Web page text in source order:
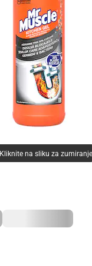
Kliknite na sliku za zumiranje